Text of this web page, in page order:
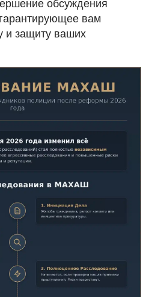
обсуждения
вам
и защиту ваших